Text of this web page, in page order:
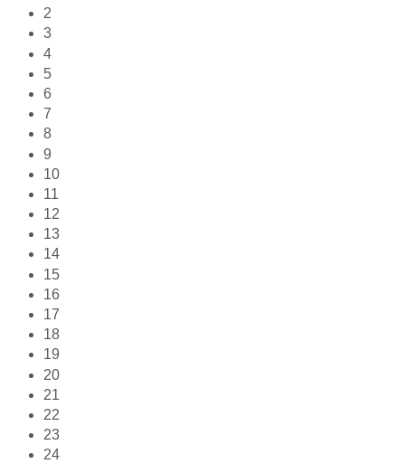
2
3
4
5
6
7
8
9
10
11
12
13
14
15
16
17
18
19
20
21
22
23
24